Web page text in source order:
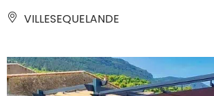
VILLESEQUELANDE